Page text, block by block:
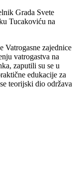
Grada Svete
Tucakoviću na
Vatrogasne zajednice
vatrogastva na
zaputili su se u
edukacije za
teorijski dio održava